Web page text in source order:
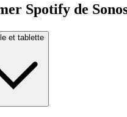
Spotify de
et tablette